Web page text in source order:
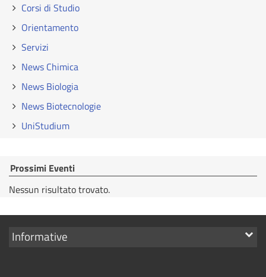
Corsi di Studio
Orientamento
Servizi
News Chimica
News Biologia
News Biotecnologie
UniStudium
Prossimi Eventi
Nessun risultato trovato.
Mostra
Informative